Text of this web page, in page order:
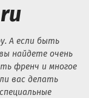
А если быть
найдете очень
френч и многое
вас делать